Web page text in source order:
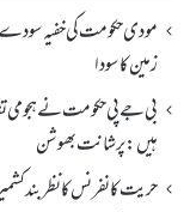
مودی حکومت کی خفیہ سودے
زمین کا سودا
بی جے پی حکومت نے
ہیں: پرشانت بھوشن
حریت کانفرنس کا نظر بند